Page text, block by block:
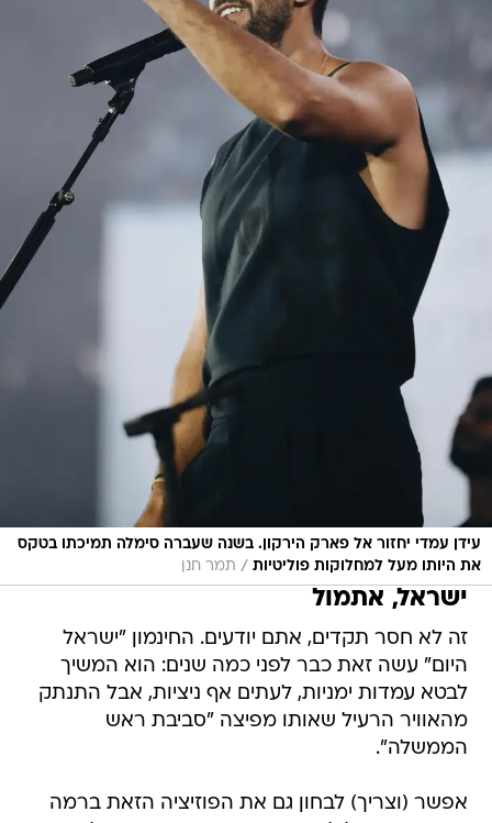
עידן עמדי יחזור אל פארק הירקון. בשנה שעברה סימלה תמיכתו בטקס
את היותו מעל למחלוקות פוליטיות / תמר חנן
ישראל, אתמול
זה לא חסר תקדים, אתם יודעים. החינמון "ישראל
היום" עשה זאת כבר לפני כמה שנים: הוא המשיך
לבטא עמדות ימניות, לעתים אף ניציות, אבל התנתק
מהאוויר הרעיל שאותו מפיצה "סביבת ראש
הממשלה".
אפשר (וצריך) לבחון גם את הפוזיציה הזאת ברמה